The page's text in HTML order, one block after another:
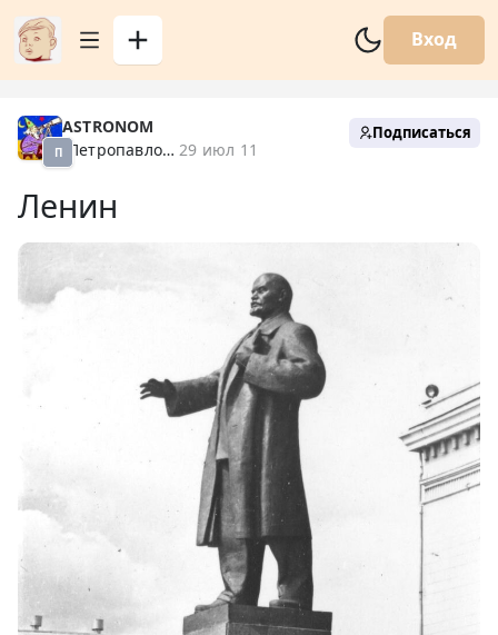
Вход
П
ASTRONOM
Петропавловск XX 29 июл 11
Подписаться
Ленин